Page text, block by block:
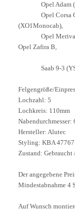
Opel Adam (S-
Opel Corsa C,
(XO1Monocab),
Opel Meriva B
Opel Zafira B,
Saab 9-3
Felgengröße/
Lochzahl: 5
Lochkreis: 110mm
Nabendurchmesser:
Hersteller: Alutec
Styling: KBA
Zustand: Gebraucht
Der angegebene
Mindestabnahme 4
Auf Wunsch